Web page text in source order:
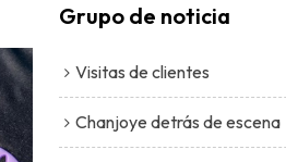
Grupo de noticia
Visitas de clientes
Chanjoye detrás de escena